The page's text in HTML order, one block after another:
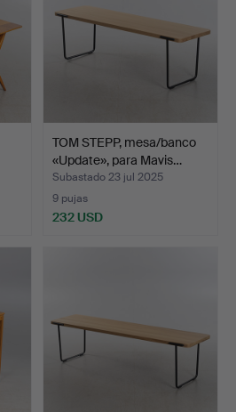
TOM STEPP, mesa/banco
«Update», para Mavis…
Subastado 23 jul 2025
9 pujas
232 USD